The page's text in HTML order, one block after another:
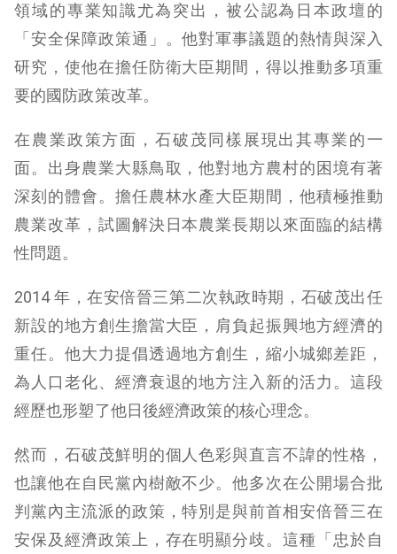
領域的專業知識尤為突出，被公認為日本政壇的
「安全保障政策通」。他對軍事議題的熱情與深入
研究，使他在擔任防衛大臣期間，得以推動多項重
要的國防政策改革。
在農業政策方面，石破茂同樣展現出其專業的一
面。出身農業大縣鳥取，他對地方農村的困境有著
深刻的體會。擔任農林水產大臣期間，他積極推動
農業改革，試圖解決日本農業長期以來面臨的結構
性問題。
2014 年，在安倍晉三第二次執政時期，石破茂出任
新設的地方創生擔當大臣，肩負起振興地方經濟的
重任。他大力提倡透過地方創生，縮小城鄉差距，
為人口老化、經濟衰退的地方注入新的活力。這段
經歷也形塑了他日後經濟政策的核心理念。
然而，石破茂鮮明的個人色彩與直言不諱的性格，
也讓他在自民黨內樹敵不少。他多次在公開場合批
判黨內主流派的政策，特別是與前首相安倍晉三在
安保及經濟政策上，存在明顯分歧。這種「忠於自